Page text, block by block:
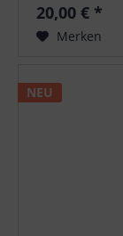
20,00 € *
Merken
NEU